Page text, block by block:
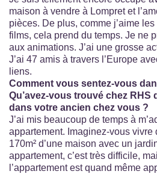
maison à vendre à Lompret et
pièces. De plus, comme j’aime
films, cela prend du temps. Je ne
aux animations. J’ai une grosse
J’ai 47 amis à travers l’Europe
liens.
Comment vous sentez-vous
Qu’avez-vous trouvé chez RHS
dans votre ancien chez vous ?
J’ai mis beaucoup de temps à
appartement. Imaginez-vous vivre
170m² d’une maison avec un
appartement, c’est très difficile,
l’appartement est quand même